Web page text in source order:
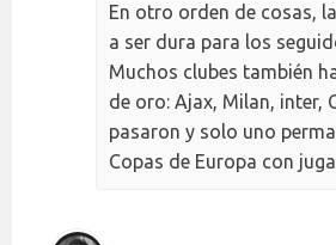
En otro orden de cosas,
a ser dura para los
Muchos clubes también
de oro: Ajax, Milan, inter,
pasaron y solo uno
Copas de Europa con